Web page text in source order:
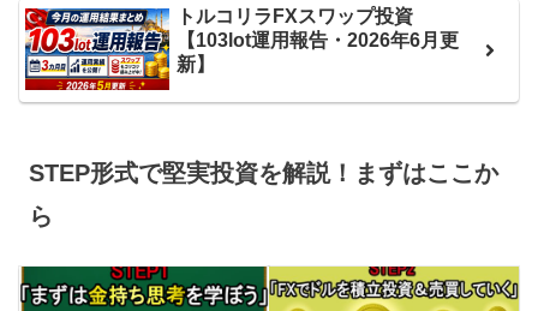
トルコリラFXスワップ投資
【103lot運用報告・2026年6月更
新】
STEP形式で堅実投資を解説！まずはここか
ら